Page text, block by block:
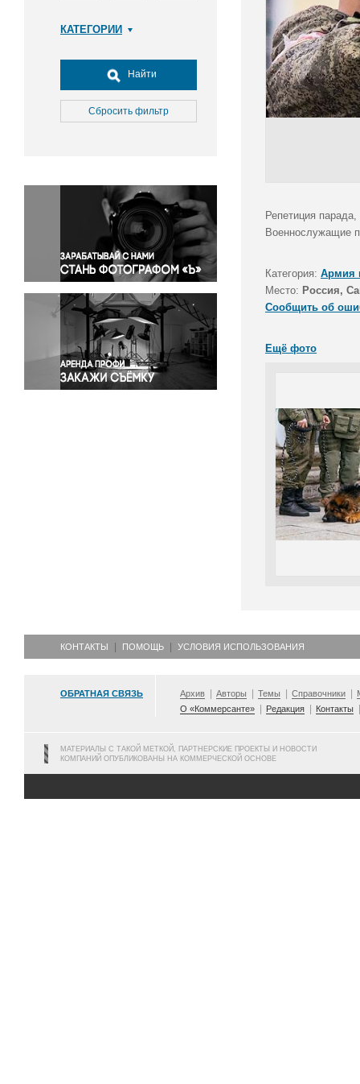
КАТЕГОРИИ
Досуг, туризм и отдых
Культура
Медицина
Окружающая среда
Политика
Правосудие
Происшествия и конфликты
Религия
Светская жизнь
Спорт
Экология
Экономика и бизнес
Найти
Сбросить фильтр
Репетиция
Военнослужащие
Категория: Армия
Место: Россия,
Сообщить об
Ещё фото
КОНТАКТЫ ПОМОЩЬ УСЛОВИЯ ИСПОЛЬЗОВАНИЯ
ОБРАТНАЯ СВЯЗЬ Архив Авторы Темы Справочники
О «Коммерсанте»
Редакция Контакты
МАТЕРИАЛЫ С ТАКОЙ МЕТКОЙ, ПАРТНЕРСКИЕ ПРОЕКТЫ И НОВОСТИ
КОМПАНИЙ ОПУБЛИКОВАНЫ НА КОММЕРЧЕСКОЙ ОСНОВЕ